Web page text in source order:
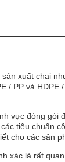
xuất chai
/ PP và HDPE
vực đóng gói
tiêu chuẩn
cho các sản
xác là rất